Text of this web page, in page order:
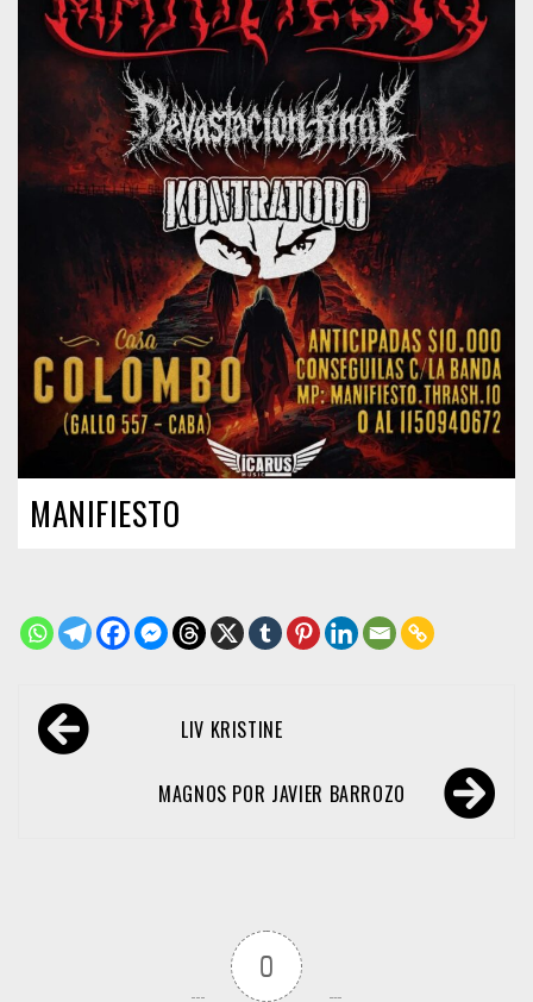
MANIFIESTO
Navegación
de LIV KRISTINE
MAGNOS POR JAVIER BARROZO
0